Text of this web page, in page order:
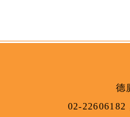
德
02-22606182